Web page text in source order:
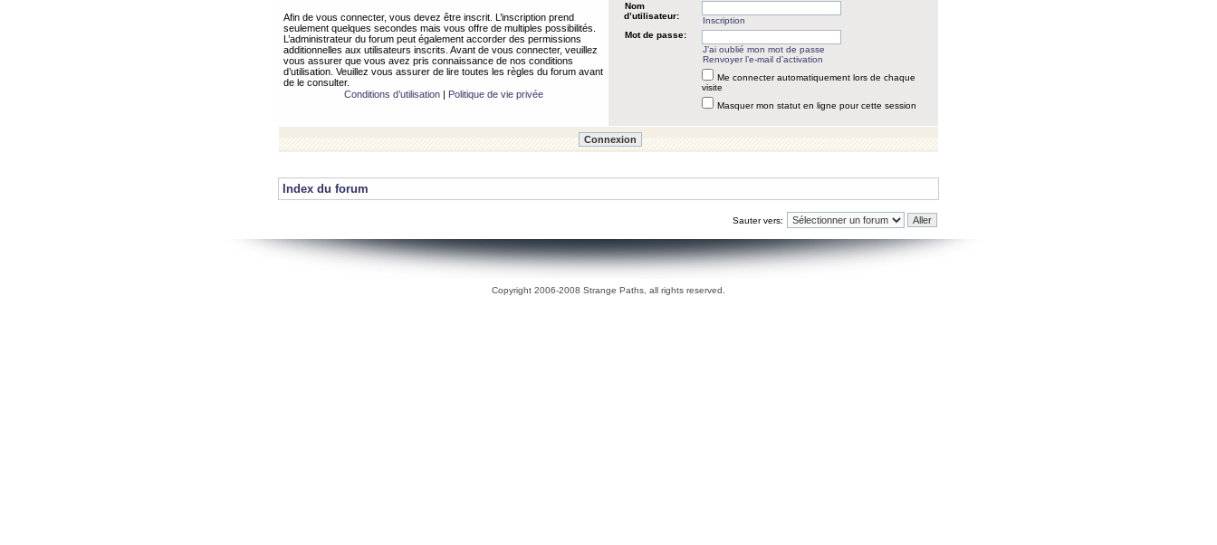
Afin de vous connecter, vous devez être inscrit. L’inscription prend
seulement quelques secondes mais vous offre de multiples possibilités.
L’administrateur du forum peut également accorder des permissions
additionnelles aux utilisateurs inscrits. Avant de vous connecter, veuillez
vous assurer que vous avez pris connaissance de nos conditions
d’utilisation. Veuillez vous assurer de lire toutes les règles du forum avant
de le consulter.
Conditions d’utilisation| Politique de vie privée
Nom
d’utilisateur:
Inscription
Mot de passe:
J’ai oublié mon mot de passe
Renvoyer l’e-mail d’activation
Me connecter automatiquement lors de chaque
visite
Masquer mon statut en ligne pour cette session
Index du forum
Sauter vers:
Copyright 2006-2008 Strange Paths, all rights reserved.